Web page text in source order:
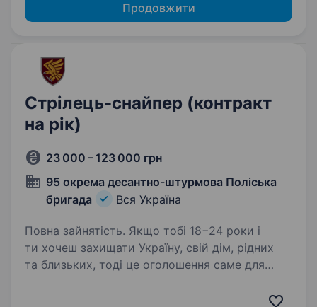
Продовжити
Стрілець-снайпер (контракт
на рік)
23 000 – 123 000 грн
95 окрема десантно-штурмова Поліська
бригада
Вся Україна
Повна зайнятість. Якщо тобі 18−24 роки і
ти хочеш захищати Україну, свій дім, рідних
та близьких, тоді це оголошення саме для